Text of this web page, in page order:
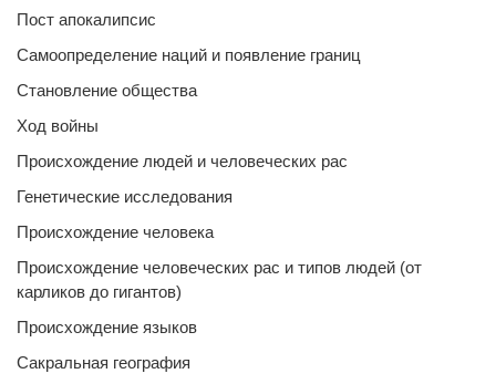
Пост апокалипсис
Самоопределение наций и появление границ
Становление общества
Ход войны
Происхождение людей и человеческих рас
Генетические исследования
Происхождение человека
Происхождение человеческих рас и типов людей (от
карликов до гигантов)
Происхождение языков
Сакральная география